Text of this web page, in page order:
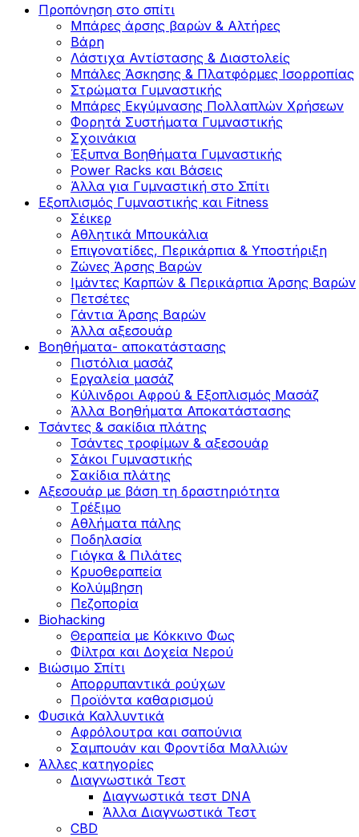
Προπόνηση στο σπίτι
Μπάρες άρσης βαρών & Αλτήρες
Βάρη
Λάστιχα Αντίστασης & Διαστολείς
Μπάλες Άσκησης & Πλατφόρμες Ισορροπίας
Στρώματα Γυμναστικής
Μπάρες Εκγύμνασης Πολλαπλών Χρήσεων
Φορητά Συστήματα Γυμναστικής
Σχοινάκια
Έξυπνα Βοηθήματα Γυμναστικής
Power Racks και Βάσεις
Άλλα για Γυμναστική στο Σπίτι
Εξοπλισμός Γυμναστικής και Fitness
Σέικερ
Αθλητικά Μπουκάλια
Επιγονατίδες, Περικάρπια & Υποστήριξη
Ζώνες Άρσης Βαρών
Ιμάντες Καρπών & Περικάρπια Άρσης Βαρών
Πετσέτες
Γάντια Άρσης Βαρών
Άλλα αξεσουάρ
Βοηθήματα- αποκατάστασης
Πιστόλια μασάζ
Εργαλεία μασάζ
Κύλινδροι Αφρού & Εξοπλισμός Μασάζ
Άλλα Βοηθήματα Αποκατάστασης
Τσάντες & σακίδια πλάτης
Τσάντες τροφίμων & αξεσουάρ
Σάκοι Γυμναστικής
Σακίδια πλάτης
Αξεσουάρ με βάση τη δραστηριότητα
Tρέξιμο
Αθλήματα πάλης
Ποδηλασία
Γιόγκα & Πιλάτες
Κρυοθεραπεία
Κολύμβηση
Πεζοπορία
Biohacking
Θεραπεία με Κόκκινο Φως
Φίλτρα και Δοχεία Νερού
Βιώσιμο Σπίτι
Απορρυπαντικά ρούχων
Προϊόντα καθαρισμού
Φυσικά Καλλυντικά
Αφρόλουτρα και σαπούνια
Σαμπουάν και Φροντίδα Μαλλιών
Άλλες κατηγορίες
Διαγνωστικά Τεστ
Διαγνωστικά τεστ DNA
Άλλα Διαγνωστικά Τεστ
CBD